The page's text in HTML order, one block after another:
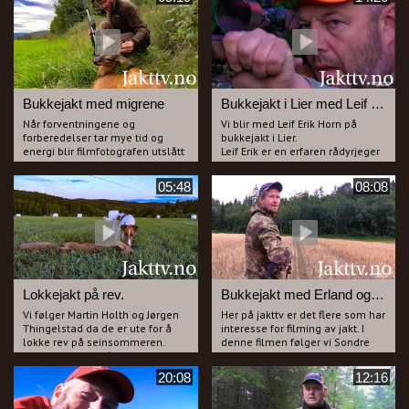
Filmen viser mange situasjoner
og mange vil nok undre seg på
hvorfor det ikke smeller oftere.
Vi tror du vil like både humoren
og disse gutta.
og lokk og det blir flere fine
situasjoner. Bare å glede seg her
altså.
Bukkejakt med migrene
Når forventningene og
forberedelser tar mye tid og
energi blir filmfotografen utslått
av et migrene anfall, Aukrusten
er oppgitt over fotografen som
må legge seg for å få slutt på
migrenen.
Bukk blir det uansett og jammen
hjalp det på migrenen også.
Bukkejakt i Lier med Leif Erik Horn
Vi blir med Leif Erik Horn på
bukkejakt i Lier.
Leif Erik er en erfaren rådyrjeger
og jakter helst med dachs men
han skyter også noen bukker
hvert år under bukkejakta i
august.
Du får være med ut på flere turer
sammen med Leif Erik da alt ikke
går etter planen ved første
forsøk.
05:48
Lokkejakt på rev.
Vi følger Martin Holth og Jørgen
Thingelstad da de er ute for å
lokke rev på seinsommeren.
Martin lokker og filmer mens
Jørgen "poserer" foran kamera
som jeger. Gutta har lykken med
seg og får samtidig preget
08:08
Bukkejakt med Erland og Sondre.
Her på jakttv er det flere som har
interesse for filming av jakt. I
denne filmen følger vi Sondre
Eidal spm kameramann mens
han filmer Erland Hval på
bukkejakt i Åsa.
Erland er en svært ivrig lokke-
20:08 12:16